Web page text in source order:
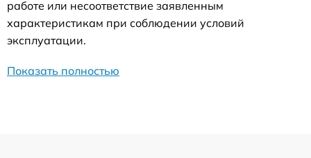
работе или несоответствие заявленным
характеристикам при соблюдении условий
эксплуатации.
Показать полностью